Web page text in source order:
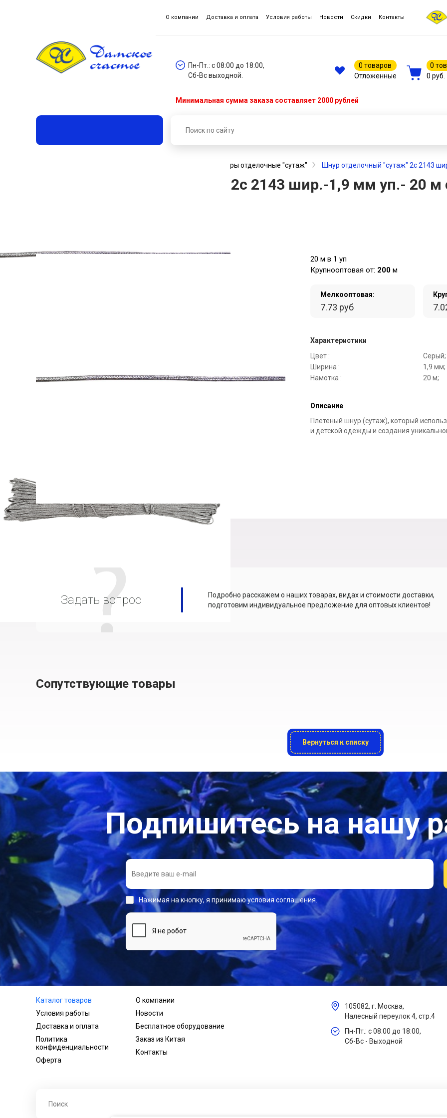
О компании Доставка и оплата Условия работы Новости Скидки Контакты
Пн-Пт.: с 08:00 до 18:00,
Сб-Вс выходной.
0 товаров
Отложенные
0
0 руб.
Минимальная сумма заказа составляет 2000 рублей
Шнуры отделочные "сутаж" Шнур отделочный "сутаж" 2с 2143
Шнур отделочный "сутаж" 2с 2143 шир.-1,9 мм уп.- 20 м
20 м в 1 уп
Крупнооптовая от: 200 м
Мелкооптовая:
7.73 руб
Характеристики
Цвет :
Серый;
Ширина :
1,9 мм;
Намотка :
20 м;
Описание
Плетеный шнур (сутаж), который
и детской одежды и создания
Задать вопрос
Подробно расскажем о наших товарах, видах и стоимости доставки,
подготовим индивидуальное предложение для оптовых клиентов!
Сопутствующие товары
Вернуться к списку
Подпишитесь на нашу
Нажимая на кнопку, я принимаю условия соглашения.
Каталог товаров
Условия работы
Доставка и оплата
Политика
конфиденциальности
Оферта
О компании
Новости
Бесплатное оборудование
Заказ из Китая
Контакты
105082, г. Москва,
Налесный переулок 4, стр.4
Пн-Пт.: с 08:00 до 18:00,
Сб-Вс - Выходной